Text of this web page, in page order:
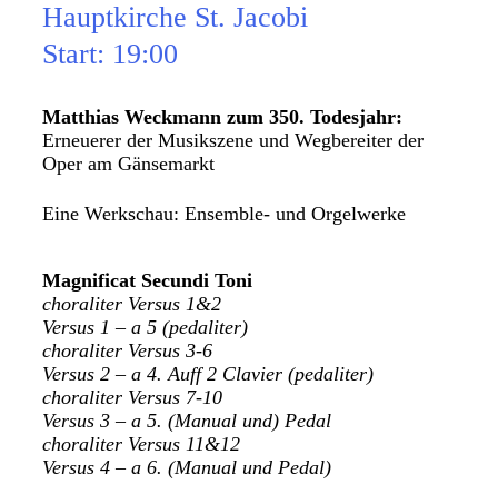
Hauptkirche St. Jacobi
Start: 19:00
Matthias Weckmann zum 350. Todesjahr:
Erneuerer der Musikszene und Wegbereiter der
Oper am Gänsemarkt
Eine Werkschau: Ensemble- und Orgelwerke
Magnificat Secundi Toni
choraliter Versus 1&2
Versus 1 – a 5 (pedaliter)
choraliter Versus 3-6
Versus 2 – a 4. Auff 2 Clavier (pedaliter)
choraliter Versus 7-10
Versus 3 – a 5. (Manual und) Pedal
choraliter Versus 11&12
Versus 4 – a 6. (Manual und Pedal)